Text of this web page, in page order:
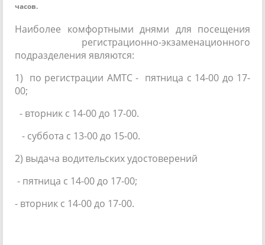
часов.
Наиболее комфортными днями для посещения
регистрационно-экзаменационного
подразделения являются:
1) по регистрации АМТС - пятница с 14-00 до 17-
00;
- вторник с 14-00 до 17-00.
- суббота с 13-00 до 15-00.
2) выдача водительских удостоверений
- пятница с 14-00 до 17-00;
- вторник с 14-00 до 17-00.